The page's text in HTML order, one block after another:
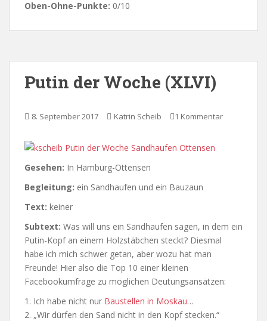
Oben-Ohne-Punkte: 0/10
Putin der Woche (XLVI)
8. September 2017 Katrin Scheib 1 Kommentar
Gesehen: In Hamburg-Ottensen
Begleitung: ein Sandhaufen und ein Bauzaun
Text: keiner
Subtext: Was will uns ein Sandhaufen sagen, in dem ein
Putin-Kopf an einem Holzstäbchen steckt? Diesmal
habe ich mich schwer getan, aber wozu hat man
Freunde! Hier also die Top 10 einer kleinen
Facebookumfrage zu möglichen Deutungsansätzen:
1. Ich habe nicht nur Baustellen in Moskau…
2. „Wir dürfen den Sand nicht in den Kopf stecken.“